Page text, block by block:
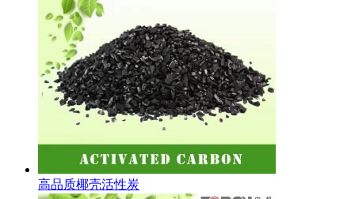
高品质椰壳活性炭